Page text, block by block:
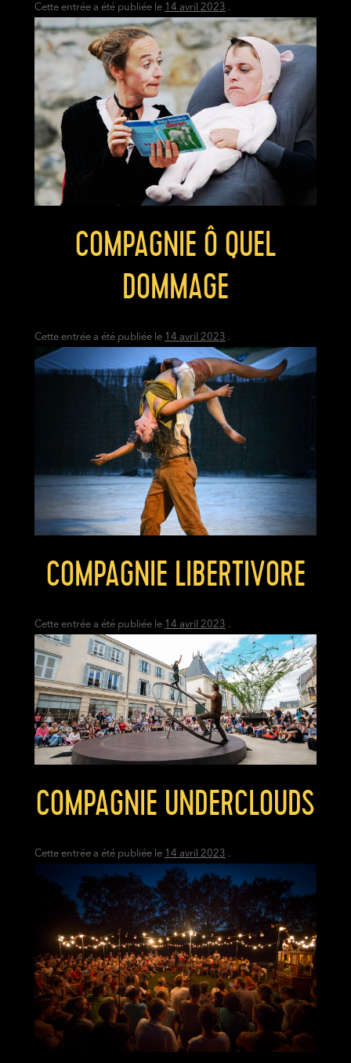
Cette entrée a été publiée le 14 avril 2023 .
COMPAGNIE Ô QUEL
DOMMAGE
Cette entrée a été publiée le 14 avril 2023 .
COMPAGNIE LIBERTIVORE
Cette entrée a été publiée le 14 avril 2023 .
COMPAGNIE UNDERCLOUDS
Cette entrée a été publiée le 14 avril 2023 .